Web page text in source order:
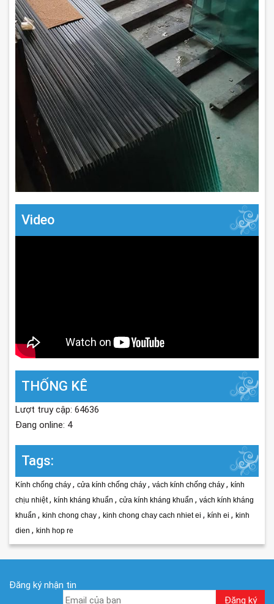
Video
THỐNG KÊ
Lượt truy cập: 64636
Đang online: 4
Tags:
Kính chống cháy , cửa kính chống cháy , vách kính chống cháy , kính
chịu nhiệt, kính kháng khuẩn , cửa kính kháng khuẩn , vách kính kháng
khuẩn , kinh chong chay , kinh chong chay cach nhiet ei , kính ei , kinh
dien , kinh hop re
Đăng ký nhận tin